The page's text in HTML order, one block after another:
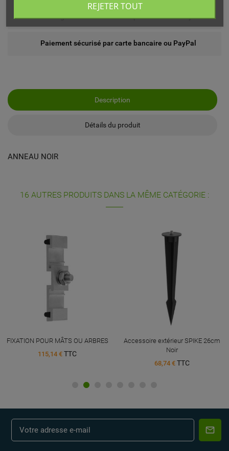
Echange ou remboursement possible sous 14 jours
Paiement sécurisé par carte bancaire ou PayPal
Description
Détails du produit
ANNEAU NOIR
16 AUTRES PRODUITS DANS LA MÊME CATÉGORIE :
FIXATION POUR MÂTS OU ARBRES
115,14 € TTC
Accessoire extérieur SPIKE 26cm
Noir
68,74 € TTC
REJETER TOUT